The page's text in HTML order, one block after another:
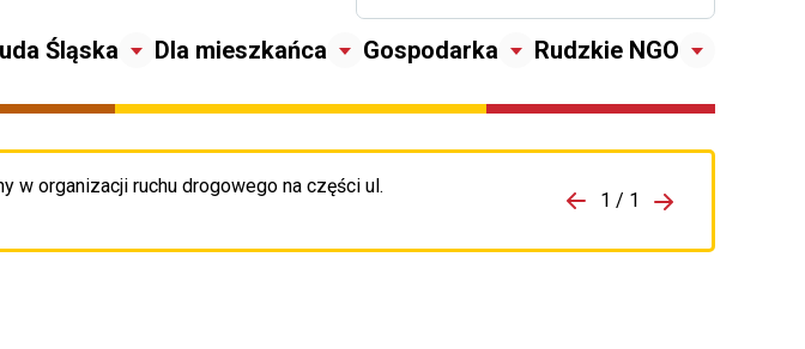
Śląska Dla mieszkańca Gospodarka Rudzkie NGO
w organizacji ruchu drogowego na części ul.Przejdź do porzpedniego komunikatu 1 / 1
Przejdź do